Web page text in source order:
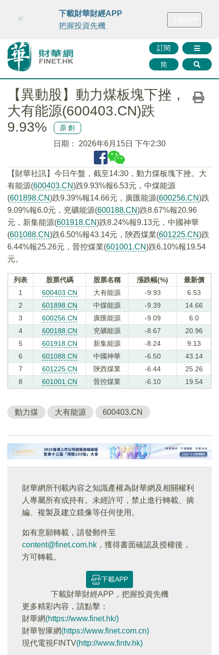
財華智庫網 FINTV FINMETA 財華證券 媒體矩陣
訂閱
简
×
下載財華財經APP
把握投資先機
【異動股】動力煤板塊下挫，
大有能源(600403.CN)跌
9.93%
原創
日期： 2026年6月15日 下午2:30
【財華社訊】今日午盤，截至14:30，動力煤板塊下挫。大
有能源(600403.CN)跌9.93%報6.53元，中煤能源
(601898.CN)跌9.39%報14.66元，廣匯能源(600256.CN)跌
9.09%報6.0元，兖礦能源(600188.CN)跌8.67%報20.96
元，新集能源(601918.CN)跌8.24%報9.13元，中國神華
(601088.CN)跌6.50%報43.14元，陝西煤業(601225.CN)跌
6.44%報25.26元，晉控煤業(601001.CN)跌6.10%報19.54
元。
列表 股票代碼 股票名稱 漲跌幅(%)
最新價
1
600403.CN 大有能源 -9.93
6.53
2
601898.CN 中煤能源 -9.39
14.66
3
600256.CN 廣匯能源 -9.09
6.0
4
600188.CN 兖礦能源 -8.67
20.96
5
601918.CN 新集能源 -8.24
9.13
6
601088.CN 中國神華 -6.50
43.14
7
601225.CN 陝西煤業 -6.44
25.26
8
601001.CN 晉控煤業 -6.10 19.54
動力煤 大有能源 600403.CN
財華網所刊載內容之知識產權為財華網及相關權利
人專屬所有或持有。未經許可，禁止進行轉載、摘
編、複製及建立鏡像等任何使用。
如有意願轉載，請發郵件至
content@finet.com.hk ，獲得書面確認及授權後，
方可轉載。
下載APP
下載財華財經APP，把握投資先機
更多精彩内容，請點擊：
財華網(https://www.finet.hk/)
財華智庫網(https://www.finet.com.cn)
現代電視FINTV(http://www.fintv.hk)